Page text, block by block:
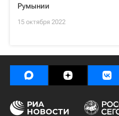
Румынии
15 октября 2022